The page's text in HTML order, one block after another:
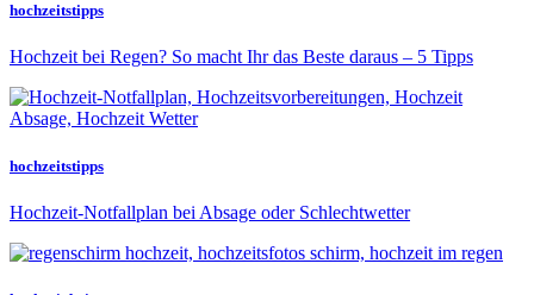
hochzeitstipps
Hochzeit bei Regen? So macht Ihr das Beste daraus – 5 Tipps
hochzeitstipps
Hochzeit-Notfallplan bei Absage oder Schlechtwetter